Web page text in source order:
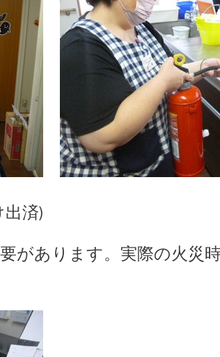
出済)
があります。実際の火災